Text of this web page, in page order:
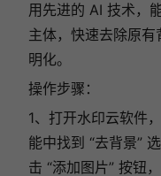
用先进的 AI 技术，
主体，快速去除原
明化。
操作步骤：
1、打开水印云软件
能中找到 “去背景”
击 “添加图片” 按钮